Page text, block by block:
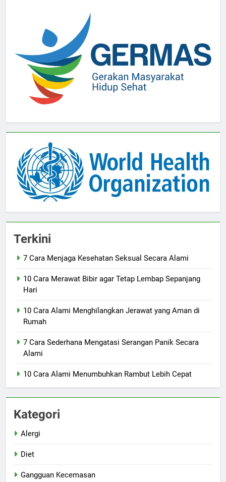
Terkini
7 Cara Menjaga Kesehatan Seksual Secara Alami
10 Cara Merawat Bibir agar Tetap Lembap Sepanjang
Hari
10 Cara Alami Menghilangkan Jerawat yang Aman di
Rumah
7 Cara Sederhana Mengatasi Serangan Panik Secara
Alami
10 Cara Alami Menumbuhkan Rambut Lebih Cepat
Kategori
Alergi
Diet
Gangguan Kecemasan